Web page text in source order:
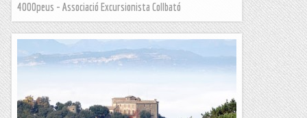
4000peus - Associació Excursionista Collbató